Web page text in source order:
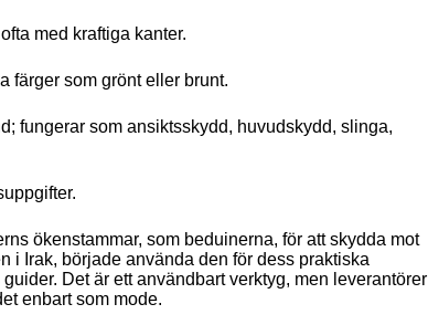
med kraftiga kanter.
färger som grönt eller brunt.
fungerar som ansiktsskydd, huvudskydd, slinga,
ökenstammar, som beduinerna, för att skydda mot
i Irak, började använda den för dess praktiska
Det är ett användbart verktyg, men leverantörer
enbart som mode.